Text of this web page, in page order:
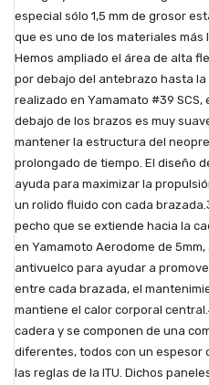
especial sólo 1,5 mm de grosor
que es uno de los materiales más
Hemos ampliado el área de alta
por debajo del antebrazo hasta la
realizado en Yamamato #39
debajo de los brazos es muy
mantener la estructura del
prolongado de tiempo. El diseño
ayuda para maximizar la
un rolido fluido con cada
pecho que se extiende hacia la
en Yamamoto Aerodome de
antivuelco para ayudar a
entre cada brazada, el
mantiene el calor corporal
cadera y se componen de una
diferentes, todos con un espesor
las reglas de la ITU. Dichos